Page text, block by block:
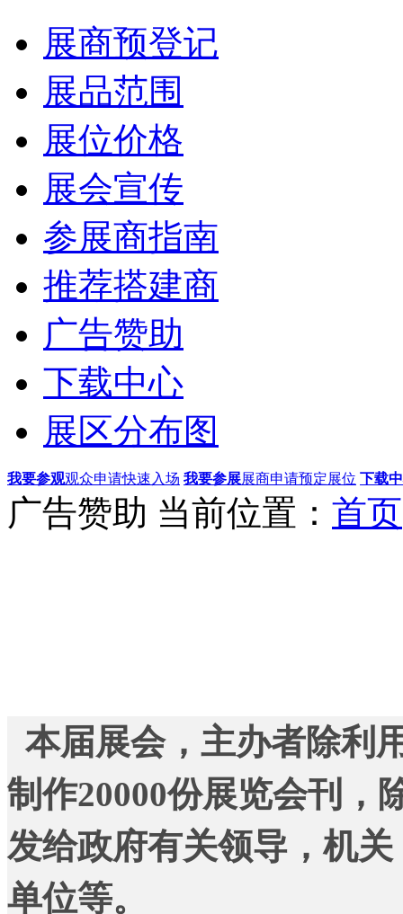
展商预登记
展品范围
展位价格
展会宣传
参展商指南
推荐搭建商
广告赞助
下载中心
展区分布图
我要参观观众申请快速入场 我要参展展商申请预定展位 下载
广告赞助 当前位置： 首页
本届展会，主办者除利
制作20000份展览会刊，
发给政府有关领导，机
单位等。